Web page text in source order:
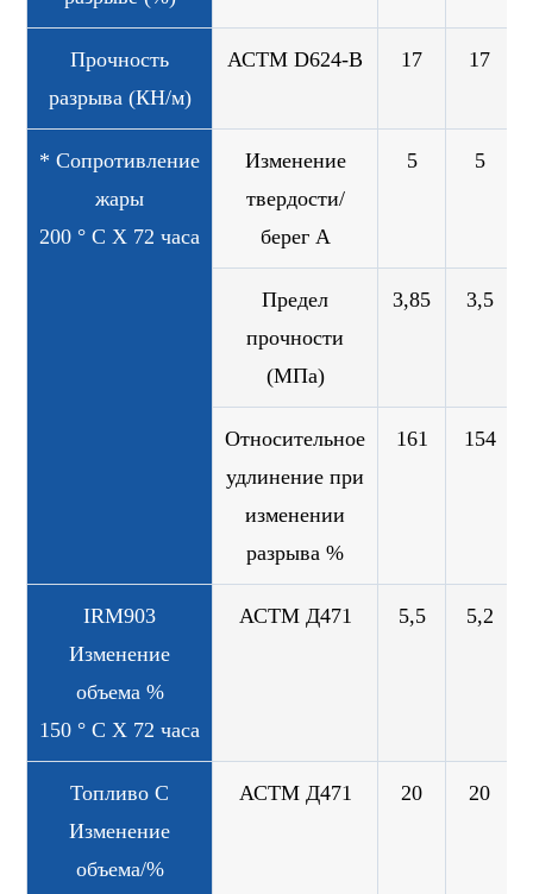
Прочность
разрыва (КН/м)
АСТМ D624-B 17 17
* Сопротивление
жары
200 ° C X 72 часа
Изменение
твердости/
берег A
5 5
Предел
прочности
(МПа)
3,85 3,5
Относительное
удлинение при
изменении
разрыва %
161 154
IRM903
Изменение
объема %
150 ° C X 72 часа
АСТМ Д471 5,5 5,2
Топливо C
Изменение
объема/%
АСТМ Д471 20 20